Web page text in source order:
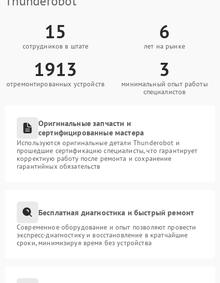
15
сотрудников в штате
6
лет на рынке
1913
отремонтированных устройств
3
минимальный опыт работы
специалистов
Оригинальные запчасти и
сертифицированные мастера
Используются оригинальные детали Thunderobot и
прошедшие сертификацию специалисты, что гарантирует
корректную работу после ремонта и сохранение
гарантийных обязательств
Бесплатная диагностика и быстрый ремонт
Современное оборудование и опыт позволяют провести
экспресс-диагностику и восстановление в кратчайшие
сроки, минимизируя время без устройства